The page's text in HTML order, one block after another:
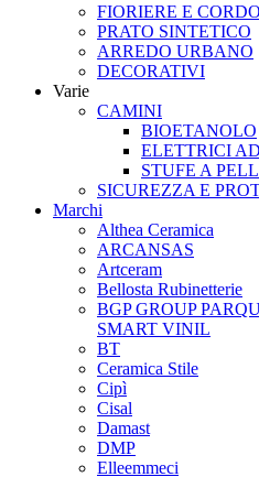
FIORIERE E
PRATO SINTETICO
ARREDO URBANO
DECORATIVI
Varie
CAMINI
BIOETANOLO
ELETTRICI
STUFE A
SICUREZZA E
Marchi
Althea Ceramica
ARCANSAS
Artceram
Bellosta Rubinetterie
BGP GROUP
SMART VINIL
BT
Ceramica Stile
Cipì
Cisal
Damast
DMP
Elleemmeci